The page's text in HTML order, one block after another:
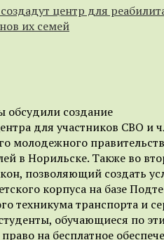
центр для
их семей
обсудили создание
для участников СВО и
молодежного
в Норильске. Также во
позволяющий создать
корпуса на базе
техникума транспорта и
обучающиеся по
на бесплатное